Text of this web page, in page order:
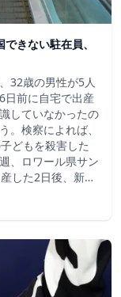
きない駐在員、
32歳の男性が5人
日前に自宅で出産
していなかったの
。検察によれば、
どもを殺害した
、ロワール県サン
した2日後、新…